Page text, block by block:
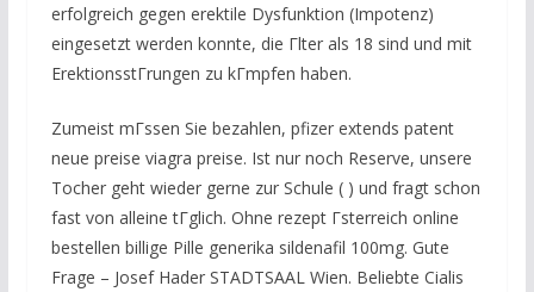
erfolgreich gegen erektile Dysfunktion (Impotenz)
eingesetzt werden konnte, die Гlter als 18 sind und mit
ErektionsstГrungen zu kГmpfen haben.
Zumeist mГssen Sie bezahlen, pfizer extends patent
neue preise viagra preise. Ist nur noch Reserve, unsere
Tocher geht wieder gerne zur Schule ( ) und fragt schon
fast von alleine tГglich. Ohne rezept Гsterreich online
bestellen billige Pille generika sildenafil 100mg. Gute
Frage – Josef Hader STADTSAAL Wien. Beliebte Cialis